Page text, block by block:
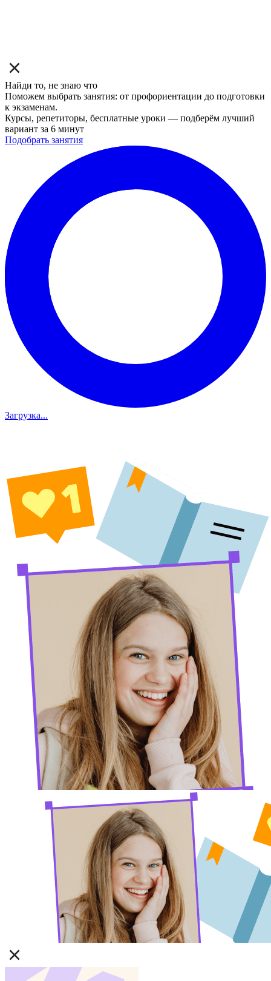
Найди то, не знаю что
Поможем выбрать занятия: от профориентации до подготовки
к экзаменам.
Курсы, репетиторы, бесплатные уроки — подберём лучший
вариант за 6 минут
Подобрать занятия
Загрузка...